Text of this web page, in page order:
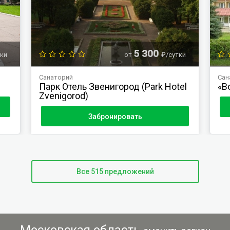
Санаторий
Парк Отель Звенигород (Park Hotel
Zvenigorod)
Забронировать
от 5 300₽/сутки
Все 515 предложений